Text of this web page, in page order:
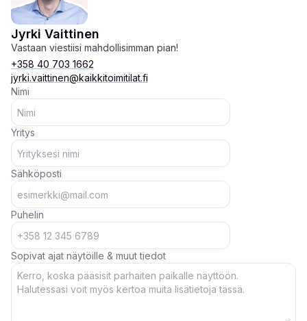
Jyrki Vaittinen
Vastaan viestiisi mahdollisimman pian!
+358 40 703 1662
jyrki.vaittinen@kaikkitoimitilat.fi
Nimi
Yritys
Sähköposti
Puhelin
Sopivat ajat näytöille & muut tiedot